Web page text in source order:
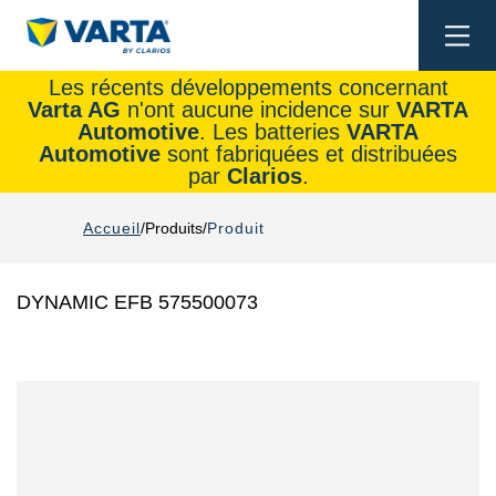
Les récents développements concernant
Varta AG n'ont aucune incidence sur VARTA
Automotive. Les batteries VARTA
Automotive sont fabriquées et distribuées
par Clarios.
Accueil Produits Produit
DYNAMIC EFB 575500073